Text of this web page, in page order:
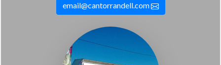
email@cantorrandell.com